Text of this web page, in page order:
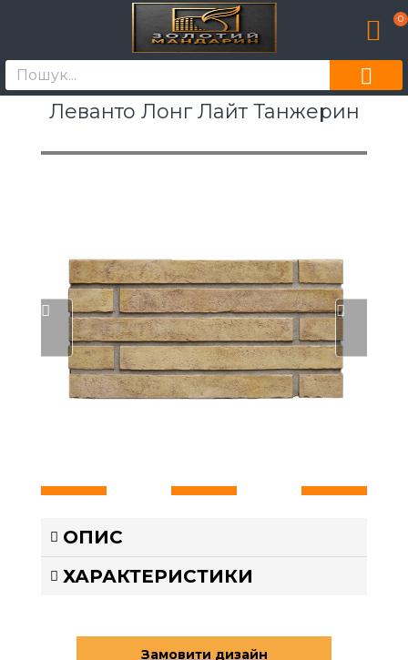
0
Леванто Лонг Лайт Танжерин
ОПИС
ХАРАКТЕРИСТИКИ